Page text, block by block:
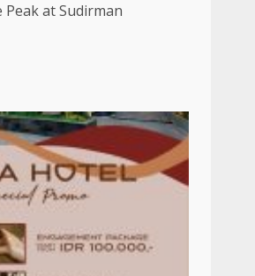
at Sudirman